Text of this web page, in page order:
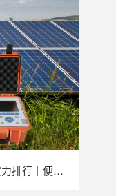
2026 年最新实力排行｜便携式 IV 测试仪 TOP 推荐，LAILX LX‑PV31 深度解析